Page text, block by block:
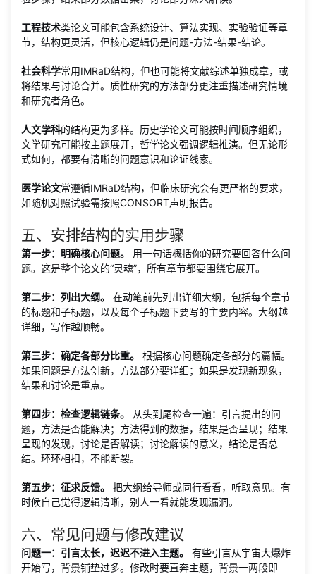
工程技术类论文可能包含系统设计、算法实现、实验验证等章
节，结构更灵活，但核心逻辑仍是问题-方法-结果-结论。
社会科学常用IMRaD结构，但也可能将文献综述单独成章，或
将结果与讨论合并。质性研究的方法部分更注重描述研究情境
和研究者角色。
人文学科的结构更为多样。历史学论文可能按时间顺序组织，
文学研究可能按主题展开，哲学论文强调逻辑推演。但无论形
式如何，都要有清晰的问题意识和论证线索。
医学论文常遵循IMRaD结构，但临床研究会有更严格的要求，
如随机对照试验需按照CONSORT声明报告。
五、安排结构的实用步骤
第一步：明确核心问题。
用一句话概括你的研究要回答什么问
题。这是整个论文的“灵魂”，所有章节都要围绕它展开。
第二步：列出大纲。
在动笔前先列出详细大纲，包括每个章节
的标题和子标题，以及每个子标题下要写的主要内容。大纲越
详细，写作越顺畅。
第三步：确定各部分比重。
根据核心问题确定各部分的篇幅。
如果问题是方法创新，方法部分要详细；如果是发现新现象，
结果和讨论是重点。
第四步：检查逻辑链条。
从头到尾检查一遍：引言提出的问
题，方法是否能解决；方法得到的数据，结果是否呈现；结果
呈现的发现，讨论是否解读；讨论解读的意义，结论是否总
结。环环相扣，不能断裂。
第五步：征求反馈。
把大纲给导师或同行看看，听取意见。有
时候自己觉得逻辑清晰，别人一看就能发现漏洞。
六、常见问题与修改建议
问题一：引言太长，迟迟不进入主题。
有些引言从宇宙大爆炸
开始写，背景铺垫过多。修改时要直奔主题，背景一两段即